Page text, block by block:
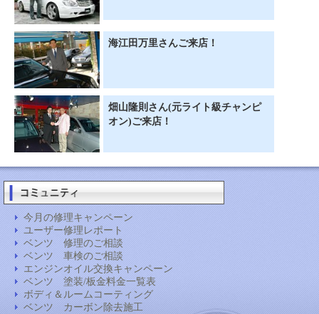
海江田万里さんご来店！
畑山隆則さん(元ライト級チャンピ
オン)ご来店！
今月の修理キャンペーン
ユーザー修理レポート
ベンツ 修理のご相談
ベンツ 車検のご相談
エンジンオイル交換キャンペーン
ベンツ 塗装/板金料金一覧表
ボディ＆ルームコーティング
ベンツ カーボン除去施工